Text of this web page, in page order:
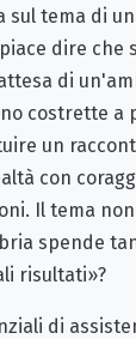
sul tema di
dire che
di
costrette a
un
con
Il tema
spende
risultati»?
di